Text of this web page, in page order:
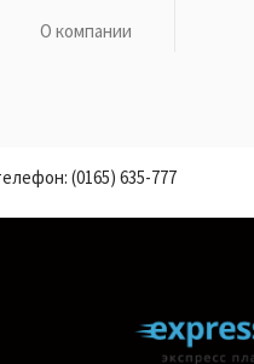
О компании
(0165) 635-777